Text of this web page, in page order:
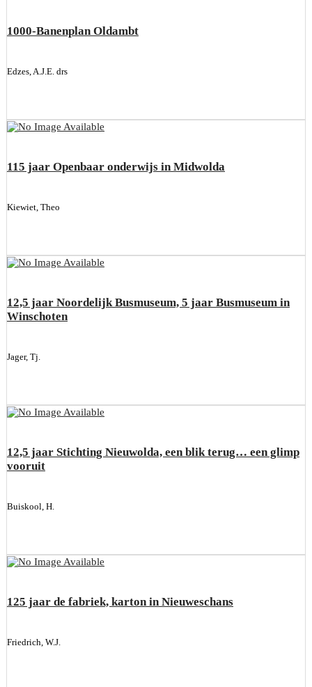
1000-Banenplan Oldambt
Edzes, A.J.E. drs
115 jaar Openbaar onderwijs in Midwolda
Kiewiet, Theo
12,5 jaar Noordelijk Busmuseum, 5 jaar Busmuseum in
Winschoten
Jager, Tj.
12,5 jaar Stichting Nieuwolda, een blik terug… een glimp
vooruit
Buiskool, H.
125 jaar de fabriek, karton in Nieuweschans
Friedrich, W.J.